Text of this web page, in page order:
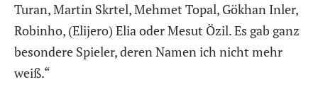
Turan, Martin Skrtel, Mehmet Topal, Gökhan Inler,
Robinho, (Elijero) Elia oder Mesut Özil. Es gab ganz
besondere Spieler, deren Namen ich nicht mehr
weiß.“